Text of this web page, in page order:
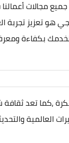
مجالات أعمالنا
هو تعزيز
نخدمك بكفاءة
تعد ثقافة
العالمية